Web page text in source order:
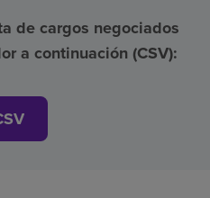
de cargos negociados
a continuación (CSV):